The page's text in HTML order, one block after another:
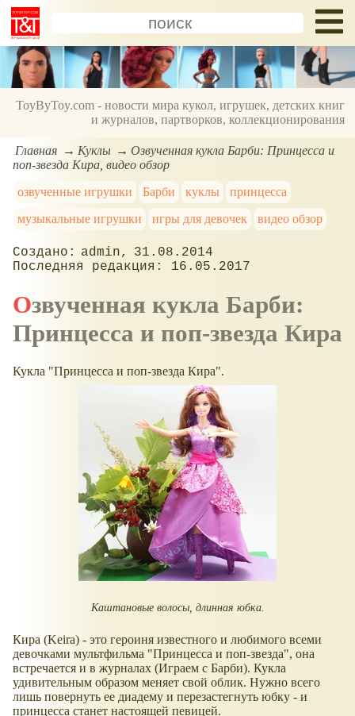
ToyByToy.com - новости мира кукол, игрушек, детских книг
и журналов, партворков, коллекционирования
Главная Куклы
Озвученная кукла Барби: Принцесса и
поп-звезда Кира, видео обзор
озвученные игрушки
Барби куклы
принцесса
музыкальные игрушки
игры для девочек видео обзор
admin
31.08.2014
16.05.2017
Озвученная кукла Барби:
Принцесса и поп-звезда Кира
Кукла "Принцесса и поп-звезда Кира".
Каштановые волосы, длинная юбка.
Кира (Keira) - это героиня известного и любимого всеми
девочками мультфильма "Принцесса и поп-звезда", она
встречается и в журналах (Играем с Барби). Кукла
удивительным образом меняет свой облик. Нужно всего
лишь повернуть ее диадему и перезастегнуть юбку - и
принцесса станет настоящей певицей.